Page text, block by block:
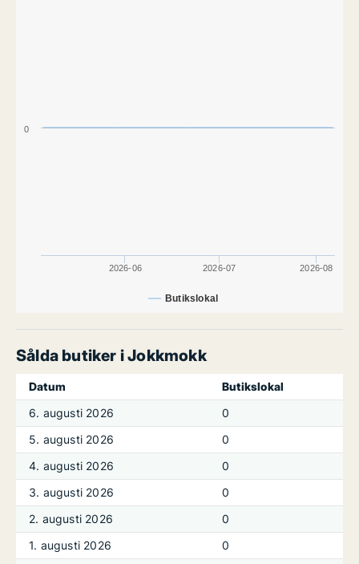
Butikslokal
2026-06 2026-07 2026-08
0
Sålda butiker i Jokkmokk
Datum
Butikslokal
6. augusti 2026
0
5. augusti 2026
0
4. augusti 2026
0
3. augusti 2026
0
2. augusti 2026
0
1. augusti 2026
0